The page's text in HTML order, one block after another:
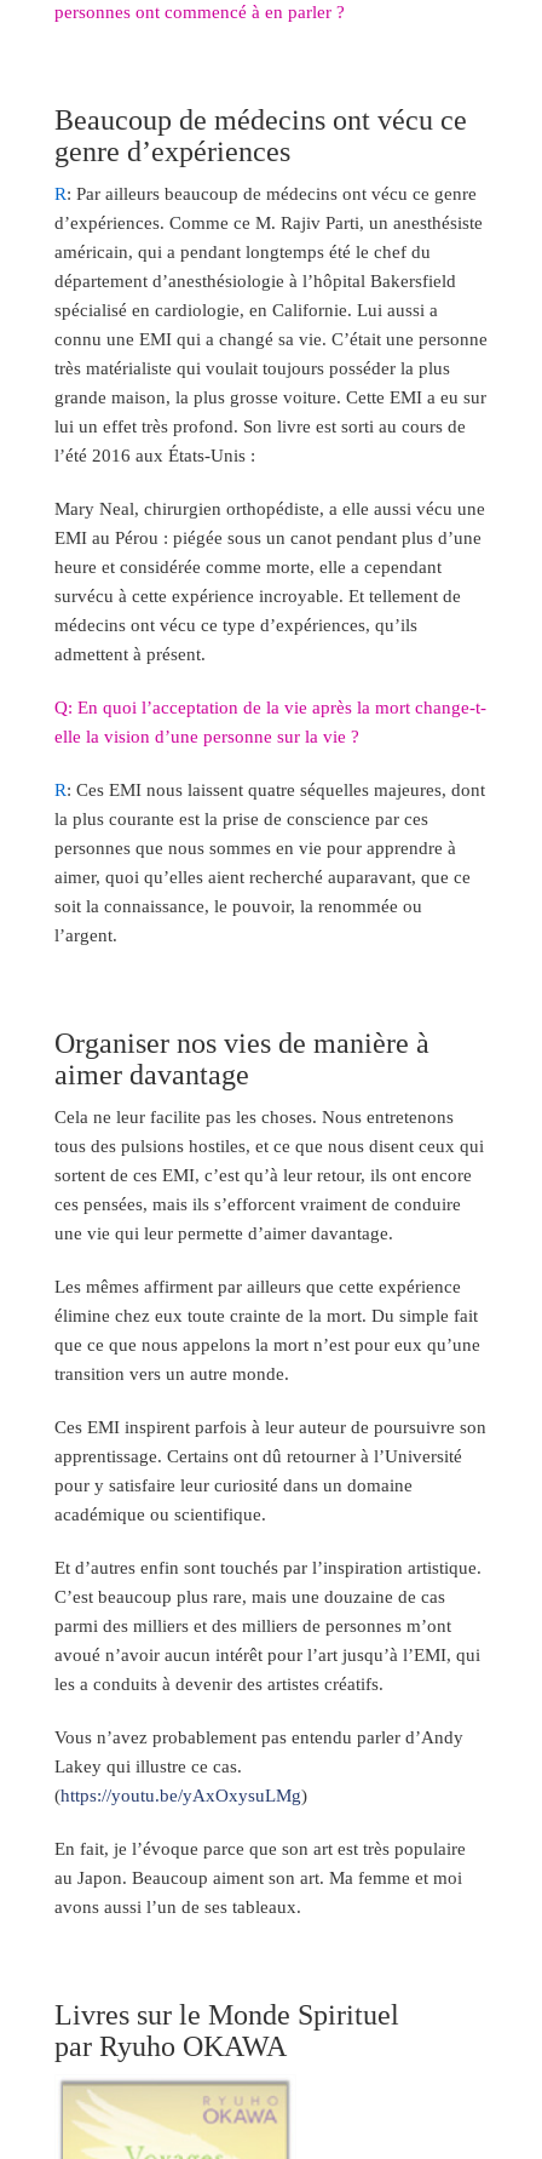
personnes ont commencé à en parler ?
Beaucoup de médecins ont vécu ce
genre d’expériences
R: Par ailleurs beaucoup de médecins ont vécu ce genre
d’expériences. Comme ce M. Rajiv Parti, un anesthésiste
américain, qui a pendant longtemps été le chef du
département d’anesthésiologie à l’hôpital Bakersfield
spécialisé en cardiologie, en Californie. Lui aussi a
connu une EMI qui a changé sa vie. C’était une personne
très matérialiste qui voulait toujours posséder la plus
grande maison, la plus grosse voiture. Cette EMI a eu sur
lui un effet très profond. Son livre est sorti au cours de
l’été 2016 aux États-Unis :
Mary Neal, chirurgien orthopédiste, a elle aussi vécu une
EMI au Pérou : piégée sous un canot pendant plus d’une
heure et considérée comme morte, elle a cependant
survécu à cette expérience incroyable. Et tellement de
médecins ont vécu ce type d’expériences, qu’ils
admettent à présent.
Q: En quoi l’acceptation de la vie après la mort change-t-
elle la vision d’une personne sur la vie ?
R: Ces EMI nous laissent quatre séquelles majeures, dont
la plus courante est la prise de conscience par ces
personnes que nous sommes en vie pour apprendre à
aimer, quoi qu’elles aient recherché auparavant, que ce
soit la connaissance, le pouvoir, la renommée ou
l’argent.
Organiser nos vies de manière à
aimer davantage
Cela ne leur facilite pas les choses. Nous entretenons
tous des pulsions hostiles, et ce que nous disent ceux qui
sortent de ces EMI, c’est qu’à leur retour, ils ont encore
ces pensées, mais ils s’efforcent vraiment de conduire
une vie qui leur permette d’aimer davantage.
Les mêmes affirment par ailleurs que cette expérience
élimine chez eux toute crainte de la mort. Du simple fait
que ce que nous appelons la mort n’est pour eux qu’une
transition vers un autre monde.
Ces EMI inspirent parfois à leur auteur de poursuivre son
apprentissage. Certains ont dû retourner à l’Université
pour y satisfaire leur curiosité dans un domaine
académique ou scientifique.
Et d’autres enfin sont touchés par l’inspiration artistique.
C’est beaucoup plus rare, mais une douzaine de cas
parmi des milliers et des milliers de personnes m’ont
avoué n’avoir aucun intérêt pour l’art jusqu’à l’EMI, qui
les a conduits à devenir des artistes créatifs.
Vous n’avez probablement pas entendu parler d’Andy
Lakey qui illustre ce cas.
(https://youtu.be/yAxOxysuLMg)
En fait, je l’évoque parce que son art est très populaire
au Japon. Beaucoup aiment son art. Ma femme et moi
avons aussi l’un de ses tableaux.
Livres sur le Monde Spirituel
par Ryuho OKAWA